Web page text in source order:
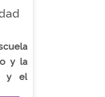
y la
y el